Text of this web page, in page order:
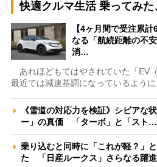
快適クルマ生活 乗ってみた
【4ヶ月間で受注累
なる「航続距離の不
消…
あれほどもてはやされていた「EV
最近では減速基調になっているよう
《雪道の対応力を検証》シビアな
ー」の真価 「ターボ」と「スト…
乗り込むと同時に「これが軽？」
た 「日産ルークス」さらなる躍